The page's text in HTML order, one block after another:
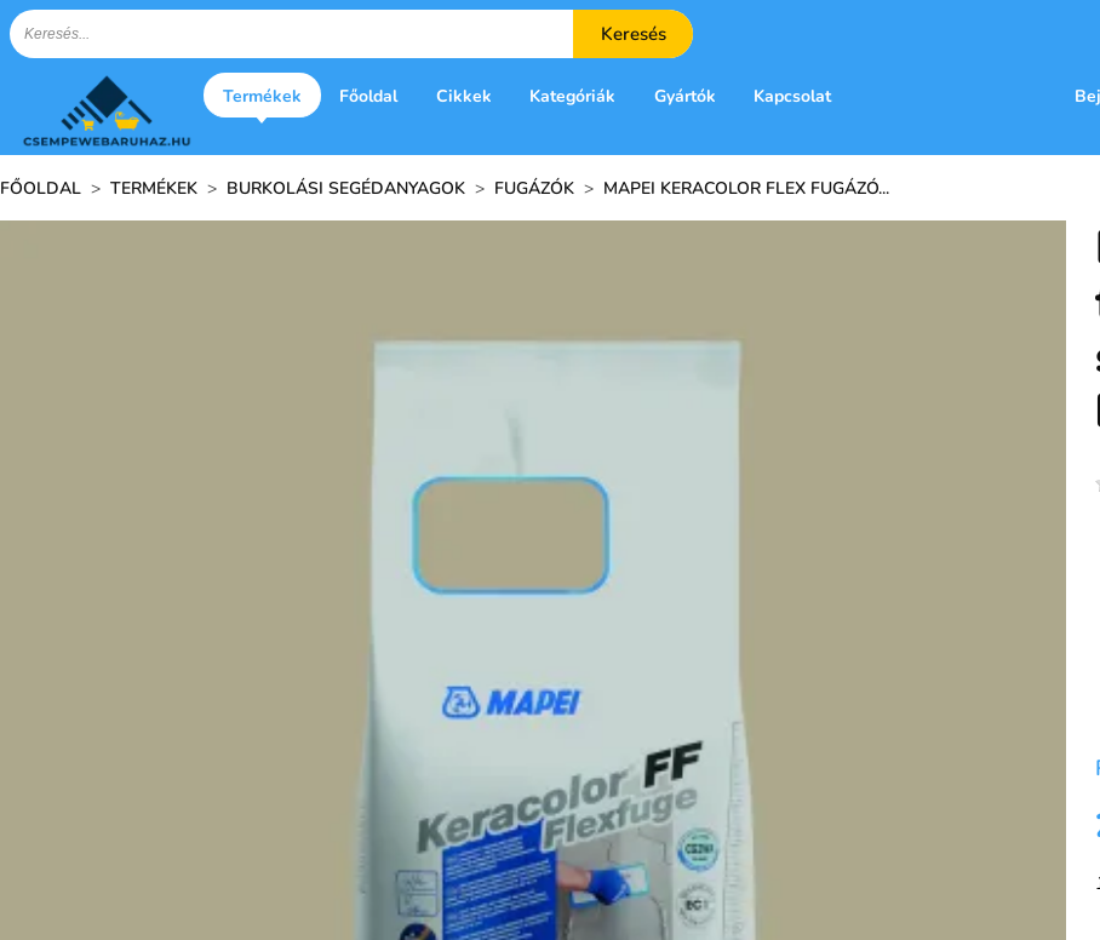
Keresés
Termékek Főoldal Cikkek Kategóriák Gyártók Kapcsolat
FŐOLDAL > TERMÉKEK > BURKOLÁSI SEGÉDANYAGOK > FUGÁZÓK > MAPEI KERACOLOR FLEX FUGÁZÓ...